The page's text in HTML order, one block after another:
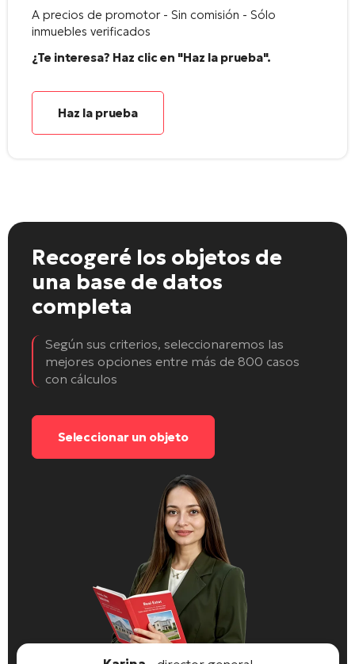
A precios de promotor - Sin comisión - Sólo
inmuebles verificados
¿Te interesa? Haz clic en "Haz la prueba".
Haz la prueba
Recogeré los objetos de
una base de datos
completa
Según sus criterios, seleccionaremos las
mejores opciones entre más de 800 casos
con cálculos
Seleccionar un objeto